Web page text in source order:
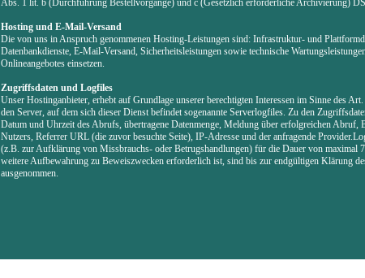
Abs. 1 lit. b (Durchführung Bestellvorgänge) und c (Gesetzlich erforderliche Archivierung)
Hosting und E-Mail-Versand
Die von uns in Anspruch genommenen Hosting-Leistungen sind: Infrastruktur- und
Datenbankdienste, E-Mail-Versand, Sicherheitsleistungen sowie technische
Onlineangebotes einsetzen.
Zugriffsdaten und Logfiles
Unser Hostinganbieter, erhebt auf Grundlage unserer berechtigten Interessen im Sinne des
den Server, auf dem sich dieser Dienst befindet sogenannte Serverlogfiles. Zu den
Datum und Uhrzeit des Abrufs, übertragene Datenmenge, Meldung über erfolgreichen Abruf,
Nutzers, Referrer URL (die zuvor besuchte Seite), IP-Adresse und der anfragende
(z.B. zur Aufklärung von Missbrauchs- oder Betrugshandlungen) für die Dauer von maximal 7
weitere Aufbewahrung zu Beweiszwecken erforderlich ist, sind bis zur endgültigen Klärung
ausgenommen.